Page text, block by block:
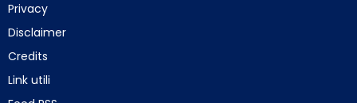
Privacy
Disclaimer
Credits
Link utili